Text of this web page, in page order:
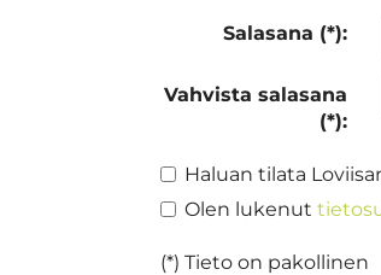
Salasana (*):
Vahvista salasana
(*):
Haluan tilata
Olen lukenut
(*) Tieto on pakollinen